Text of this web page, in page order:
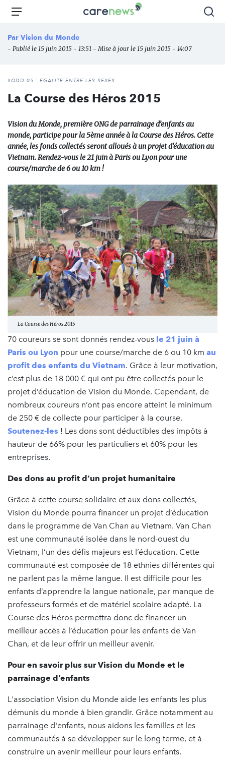
Aller
principal
Carenews,
des
l'engagement
Menu
Par Vision du Monde
- Publié le 15 juin 2015 - 13:51 - Mise à jour le 15 juin 2015 - 14:07
#ODD 05 : ÉGALITÉ ENTRE LES SEXES
La Course des Héros 2015
Vision du Monde, première ONG de parrainage d’enfants au
monde, participe pour la 5ème année à la Course des Héros. Cette
année, les fonds collectés seront alloués à un projet d’éducation au
Vietnam. Rendez-vous le 21 juin à Paris ou Lyon pour une
course/marche de 6 ou 10 km !
La Course des Héros 2015
70 coureurs se sont donnés rendez-vous le 21 juin à
Paris ou Lyon pour une course/marche de 6 ou 10 km au
profit des enfants du Vietnam. Grâce à leur motivation,
c’est plus de 18 000 € qui ont pu être collectés pour le
projet d’éducation de Vision du Monde. Cependant, de
nombreux coureurs n’ont pas encore atteint le minimum
de 250 € de collecte pour participer à la course.
Soutenez-les ! Les dons sont déductibles des impôts à
hauteur de 66% pour les particuliers et 60% pour les
entreprises.
Des dons au profit d’un projet humanitaire
Grâce à cette course solidaire et aux dons collectés,
Vision du Monde pourra financer un projet d’éducation
dans le programme de Van Chan au Vietnam. Van Chan
est une communauté isolée dans le nord-ouest du
Vietnam, l’un des défis majeurs est l’éducation. Cette
communauté est composée de 18 ethnies différentes qui
ne parlent pas la même langue. Il est difficile pour les
enfants d’apprendre la langue nationale, par manque de
professeurs formés et de matériel scolaire adapté. La
Course des Héros permettra donc de financer un
meilleur accès à l’éducation pour les enfants de Van
Chan, et de leur offrir un meilleur avenir.
Pour en savoir plus sur Vision du Monde et le
parrainage d’enfants
L'association Vision du Monde aide les enfants les plus
démunis du monde à bien grandir. Grâce notamment au
parrainage d'enfants, nous aidons les familles et les
communautés à se développer sur le long terme, et à
construire un avenir meilleur pour leurs enfants.